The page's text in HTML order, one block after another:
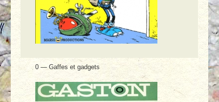
0 — Gaffes et gadgets